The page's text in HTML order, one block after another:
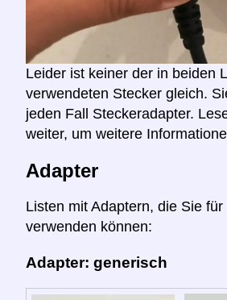
Leider ist keiner der in beiden
verwendeten Stecker gleich.
jeden Fall Steckeradapter.
weiter, um weitere
Adapter
Listen mit Adaptern, die Sie
verwenden können:
Adapter: generisch